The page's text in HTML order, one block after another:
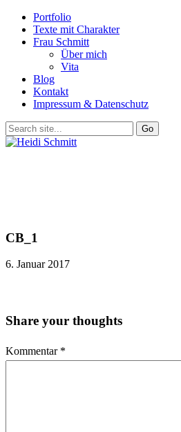
Portfolio
Texte mit Charakter
Frau Schmitt
Über mich
Vita
Blog
Kontakt
Impressum & Datenschutz
CB_1
6. Januar 2017
Share your thoughts
Kommentar *